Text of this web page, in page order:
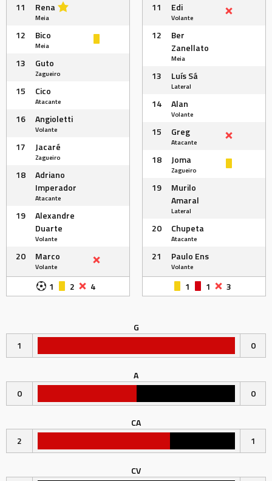
11 Rena
Meia
12 Bico
Meia
13 Guto
Zagueiro
15 Cico
Atacante
16 Angioletti
Volante
17 Jacaré
Zagueiro
18
Adriano
Imperador
Atacante
19
Alexandre
Duarte
Volante
20 Marco
Volante
1 2 4
11 Edi
Volante
12
Ber
Zanellato
Meia
13 Luís Sá
Lateral
14 Alan
Volante
15 Greg
Atacante
18 Joma
Zagueiro
19
Murilo
Amaral
Lateral
20 Chupeta
Atacante
21 Paulo Ens
Volante
1 1 3
G
1
0
A
0
0
CA
2
1
CV